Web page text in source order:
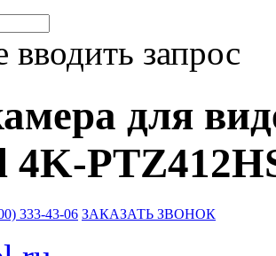
вводить запрос
для
4K-
333-43-06 ЗАКАЗАТЬ ЗВОНОК